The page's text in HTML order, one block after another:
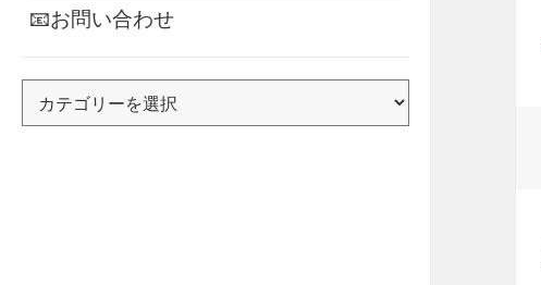
📧お問い合わせ